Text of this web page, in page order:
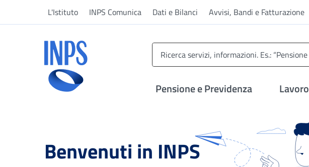
L'Istituto INPS Comunica Dati e Bilanci Avvisi, Bandi e Fatturazione
Pensione e Previdenza Lavoro
Benvenuti in INPS